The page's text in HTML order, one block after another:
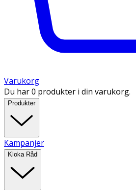
Varukorg
Du har 0 produkter i din varukorg.
Produkter
Kampanjer
Kloka Råd